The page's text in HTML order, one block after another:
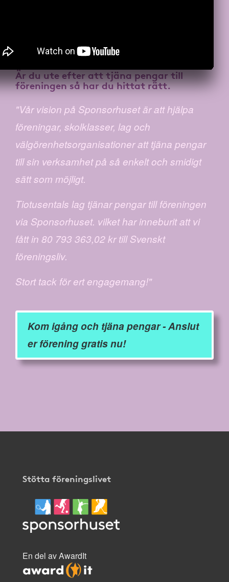
Är du ute efter atttjäna pengar till
föreningenså har du hittat rätt.
"Vår vision på Sponsorhuset är att hjälpa
föreningar, skolklasser, lag och
välgörenhetsorganisationer att tjäna pengar
till sin verksamhet på så enkelt och smidigt
sätt som möjligt.
Tiotusentals lag tjänar pengar till föreningen
via Sponsorhuset. vilket har inneburit att vi
fått in 80 793 363,02 kr till Svenskt
föreningsliv.
Stort tack för ert engagemang!"
Kom igång och tjäna pengar - Anslut
er förening gratis nu!
Stötta föreningslivet
En del av AwardIt